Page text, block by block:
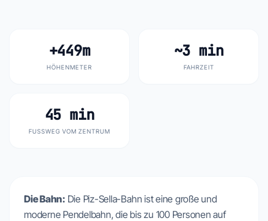
+449m
HÖHENMETER
~3 min
FAHRZEIT
45 min
FUSSWEG VOM ZENTRUM
Die Bahn: Die Piz-Sella-Bahn ist eine große und
moderne Pendelbahn, die bis zu 100 Personen auf